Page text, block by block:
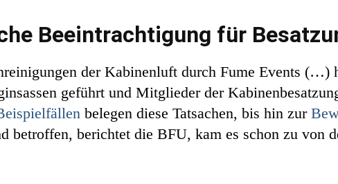
Beeintrachtigung für
der Kabinenluft durch Fume Events (…)
geführt und Mitglieder der
belegen diese Tatsachen, bis hin zur
betroffen, berichtet die BFU, kam es schon zu von